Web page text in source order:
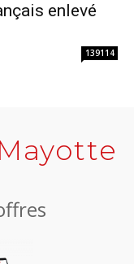
enlevé
139114